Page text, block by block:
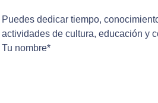
Puedes dedicar tiempo,
actividades de cultura, educación y
Tu nombre*